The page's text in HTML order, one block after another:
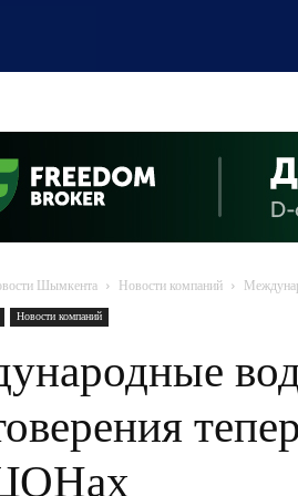
Шымкента Новости компаний
Новости компаний